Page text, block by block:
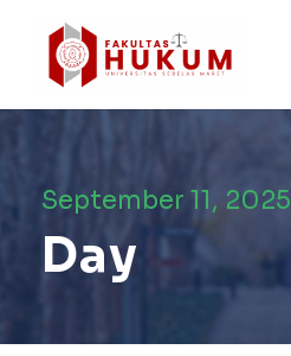
September 11, 2025
Day